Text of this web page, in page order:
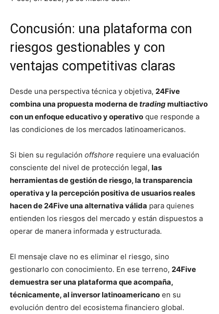
Concusión: una plataforma con
riesgos gestionables y con
ventajas competitivas claras
Desde una perspectiva técnica y objetiva, 24Five
combina una propuesta moderna detradingmultiactivo
con un enfoque educativo y operativo que responde a
las condiciones de los mercados latinoamericanos.
Si bien su regulación offshore requiere una evaluación
consciente del nivel de protección legal, las
herramientas de gestión de riesgo, la transparencia
operativa y la percepción positiva de usuarios reales
hacen de 24Five una alternativa válida para quienes
entienden los riesgos del mercado y están dispuestos a
operar de manera informada y estructurada.
El mensaje clave no es eliminar el riesgo, sino
gestionarlo con conocimiento. En ese terreno, 24Five
demuestra ser una plataforma que acompaña,
técnicamente, al inversor latinoamericano en su
evolución dentro del ecosistema financiero global.